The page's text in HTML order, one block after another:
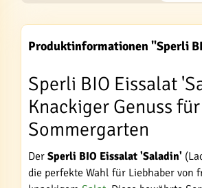
Produktinformationen "Sperli
Sperli BIO Eissalat
Knackiger Genuss
Sommergarten
Der Sperli BIO Eissalat 'Saladin'
die perfekte Wahl für Liebhaber von